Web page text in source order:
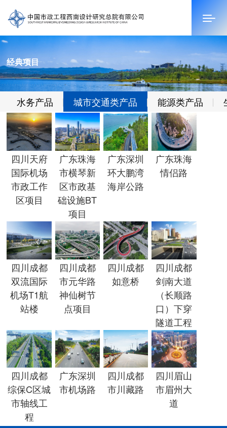
首页
关于我们
新闻中心
科技创新
经典项目
人才招聘
经典项目
水务产品 城市交通类产品 能源类产品
四川天府
国际机场
市政工作
区项目
广东珠海
市横琴新
区市政基
础设施BT
项目
广东深圳
环大鹏湾
海岸公路
广东珠海
情侣路
四川成都
双流国际
机场T1航
站楼
四川成都
市元华路
神仙树节
点项目
四川成都
如意桥
四川成都
剑南大道
（长顺路
口）下穿
隧道工程
四川成都
综保C区城
市轴线工
程
广东深圳
市机场路
四川成都
市川藏路
四川眉山
市眉州大
道